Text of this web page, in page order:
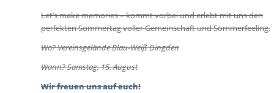
Let’s make memories – kommt vorbei und erlebt mit uns den
perfekten Sommertag voller Gemeinschaft und Sommerfeeling.
Wo? Vereinsgelände Blau-Weiß Dingden
Wann? Samstag, 15. August
Wir freuen uns auf euch!